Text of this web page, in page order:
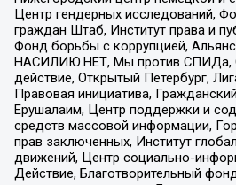
Центр гендерных исследований,
граждан Штаб, Институт права и
Фонд борьбы с коррупцией, Альянс
НАСИЛИЮ.НЕТ, Мы против СПИДа,
действие, Открытый Петербург,
Правовая инициатива,
Ерушалаим, Центр поддержки и
средств массовой информации,
прав заключенных, Институт
движений, Центр социально-
Действие, Благотворительный